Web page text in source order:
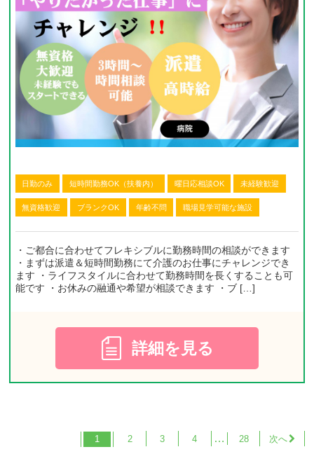
日勤のみ 短時間勤務OK（扶養内） 曜日応相談OK 未経験歓迎
無資格歓迎 ブランクOK 年齢不問 職場見学可能な施設
・ご都合に合わせてフレキシブルに勤務時間の相談ができます
・まずは派遣＆短時間勤務にて介護のお仕事にチャレンジでき
ます ・ライフスタイルに合わせて勤務時間を長くすることも可
能です ・お休みの融通や希望が相談できます ・ブ […]
詳細を見る
1 2 3 4 … 28